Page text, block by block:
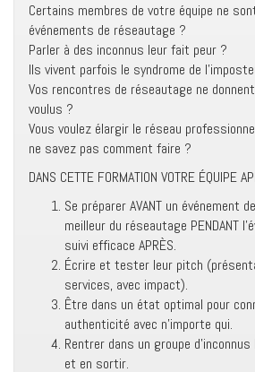
Certains membres de votre équipe ne
événements de réseautage ?
Parler à des inconnus leur fait peur ?
Ils vivent parfois le syndrome de
Vos rencontres de réseautage ne
voulus ?
Vous voulez élargir le réseau
ne savez pas comment faire ?
DANS CETTE FORMATION VOTRE ÉQUIPE
Se préparer AVANT un événement
meilleur du réseautage PENDANT
suivi efficace APRÈS.
Écrire et tester leur pitch
services, avec impact).
Être dans un état optimal pour
authenticité avec n’importe qui.
Rentrer dans un groupe
et en sortir.